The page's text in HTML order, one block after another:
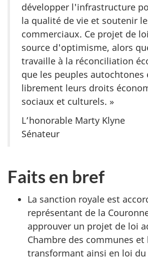
développer l'infrastructure
la qualité de vie et soutenir
commerciaux. Ce projet de
source d'optimisme, alors
travaille à la réconciliation
que les peuples autochtones
librement leurs droits
sociaux et culturels. »
L’honorable Marty Klyne
Sénateur
Faits en bref
La sanction royale est
représentant de la
approuver un projet de loi
Chambre des communes et
transformant ainsi en loi du